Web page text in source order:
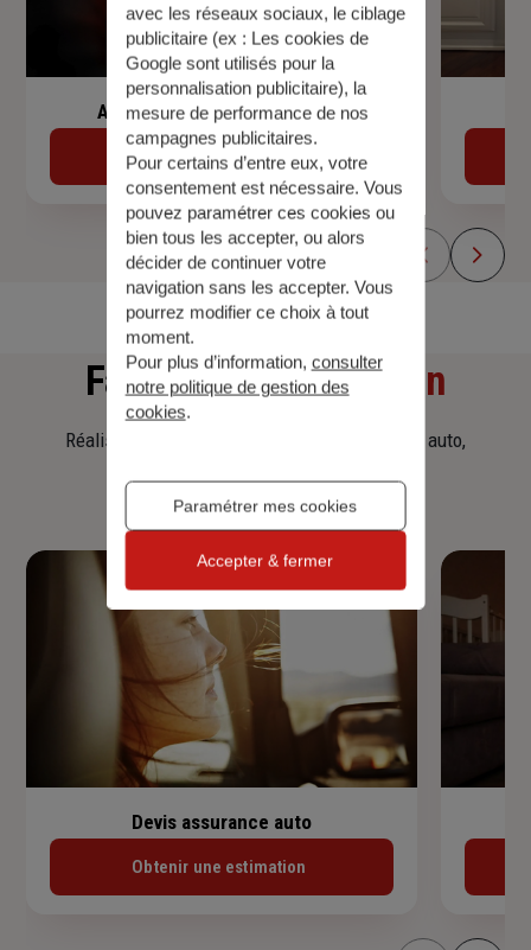
Assurance de prêt immobilier
Découvrir
Faitesune simulation
Réalisez une simulation tarifaire d'assurance, auto,
Devis assurance auto
Obtenir une estimation
avec les réseaux sociaux, le ciblage
publicitaire (ex : Les cookies de
Google sont utilisés pour la
personnalisation publicitaire), la
mesure de performance de nos
campagnes publicitaires.
Pour certains d’entre eux, votre
consentement est nécessaire. Vous
pouvez paramétrer ces cookies ou
bien tous les accepter, ou alors
décider de continuer votre
navigation sans les accepter. Vous
pourrez modifier ce choix à tout
moment.
Pour plus d’information, consulter
notre politique de gestion des
cookies.
Paramétrer mes cookies
Accepter & fermer